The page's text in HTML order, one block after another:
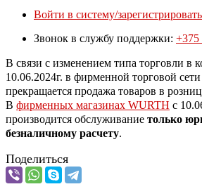
Войти в систему/
Звонок в службу поддержки: +375
В связи с изменением типа торговли в
10.06.2024г. в фирменной торговой
прекращается продажа товаров в
В фирменных магазинах WURTH c
производится обслуживание только
безналичному расчету.
Поделиться